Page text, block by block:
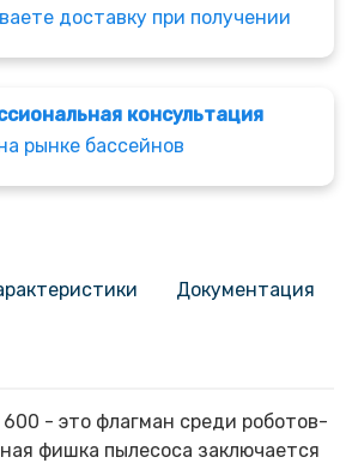
доставку при получении
консультация
рынке бассейнов
Документация
- это флагман среди роботов-
фишка пылесоса заключается